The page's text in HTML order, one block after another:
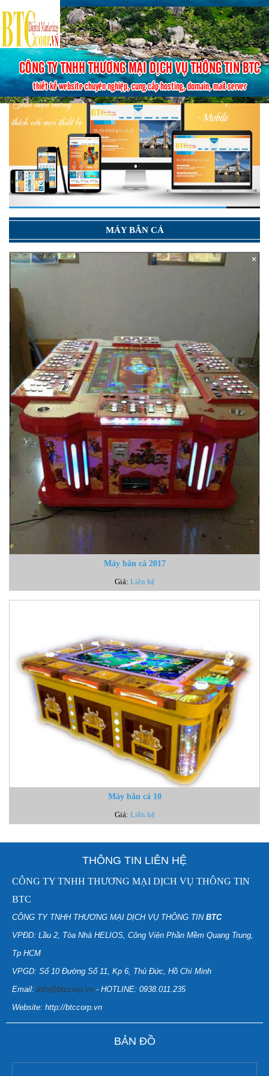
CÔNG TY TNHH THƯƠNG MẠI DỊCH VỤ THÔNG TIN BTC
thiết kế website chuyên nghiệp, cung cấp hosting, domain, mail server
MÁY BẮN CÁ
Máy bắn cá 2017
Giá: Liên hệ
Máy bắn cá 10
Giá: Liên hệ
THÔNG TIN LIÊN HỆ
CÔNG TY TNHH THƯƠNG MẠI DỊCH VỤ THÔNG TIN
BTC
CÔNG TY TNHH THƯƠNG MẠI DỊCH VỤ THÔNG TIN BTC
VPĐD: Lầu 2, Tòa Nhà HELIOS, Công Viên Phần Mềm Quang Trung,
Tp HCM
VPGD: Số 10 Đường Số 11, Kp 6, Thủ Đức, Hồ Chí Minh
Email: info@btccorp.vn - HOTLINE: 0938.011.235
Website: http://btccorp.vn
BẢN ĐỒ